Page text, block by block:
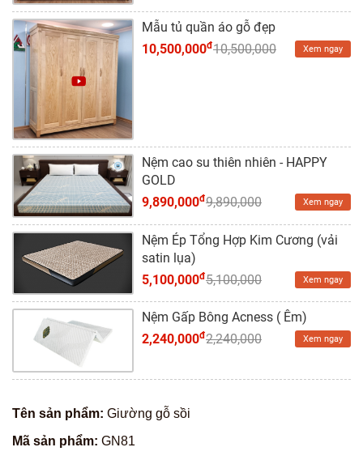
Kiến
Thức
Mẫu tủ quần áo gỗ đẹp
10,500,000đ10,500,000 Xem ngay
Nệm cao su thiên nhiên - HAPPY
GOLD
9,890,000đ9,890,000 Xem ngay
Nệm Ép Tổng Hợp Kim Cương (vải
satin lụa)
5,100,000đ5,100,000 Xem ngay
Nệm Gấp Bông Acness ( Êm)
2,240,000đ2,240,000 Xem ngay
Tên sản phẩm: Giường gỗ sồi
Mã sản phẩm: GN81